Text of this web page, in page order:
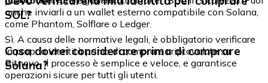
anche inviarli a un wallet esterno compatibile con Solana,
come Phantom, Solflare o Ledger.
SOL?
Sì. A causa delle normative legali, è obbligatorio verificare
la propria identità prima di comprare criptovalute su
Bitnovo. Il processo è semplice e veloce, e garantisce
operazioni sicure per tutti gli utenti.
Cosa dovrei considerare prima di comprare
Solana?